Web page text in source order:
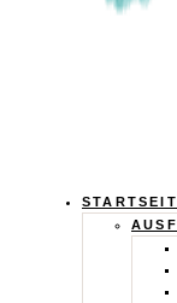
Traum